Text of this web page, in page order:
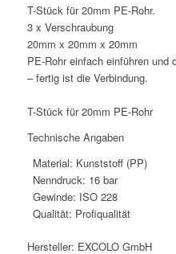
T-Stück für 20mm PE-Rohr.
3 x Verschraubung
20mm x 20mm x 20mm
PE-Rohr einfach einführen und
– fertig ist die Verbindung.
T-Stück für 20mm PE-Rohr
Technische Angaben
Material: Kunststoff (PP)
Nenndruck: 16 bar
Gewinde: ISO 228
Qualität: Profiqualität
Hersteller: EXCOLO GmbH